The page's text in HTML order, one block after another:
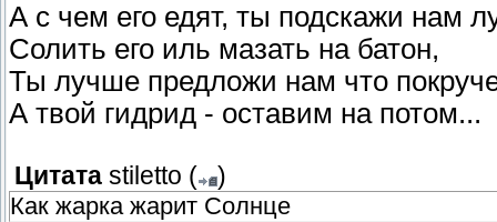
А с чем его едят, ты подскажи нам
Солить его иль мазать на батон,
Ты лучше предложи нам что
А твой гидрид - оставим на потом...
Цитата stiletto (
)
Как жарка жарит Солнце